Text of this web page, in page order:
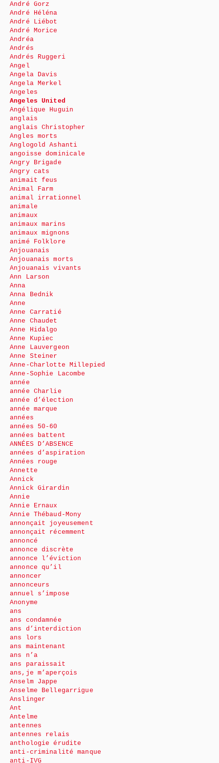
André Gorz
André Héléna
André Liébot
André Morice
Andréa
Andrés
Andrés Ruggeri
Angel
Angela Davis
Angela Merkel
Angeles
Angeles United
Angélique Huguin
anglais
anglais Christopher
Angles morts
Anglogold Ashanti
angoisse dominicale
Angry Brigade
Angry cats
animait feus
Animal Farm
animal irrationnel
animale
animaux
animaux marins
animaux mignons
animé Folklore
Anjouanais
Anjouanais morts
Anjouanais vivants
Ann Larson
Anna
Anna Bednik
Anne
Anne Carratié
Anne Chaudet
Anne Hidalgo
Anne Kupiec
Anne Lauvergeon
Anne Steiner
Anne-Charlotte Millepied
Anne-Sophie Lacombe
année
année Charlie
année d’élection
année marque
années
années 50-60
années battent
ANNÉES D’ABSENCE
années d’aspiration
Années rouge
Annette
Annick
Annick Girardin
Annie
Annie Ernaux
Annie Thébaud-Mony
annonçait joyeusement
annonçait récemment
annoncé
annonce discrète
annonce l’éviction
annonce qu’il
annoncer
annonceurs
annuel s’impose
Anonyme
ans
ans condamnée
ans d’interdiction
ans lors
ans maintenant
ans n’a
ans paraissait
ans,je m’aperçois
Anselm Jappe
Anselme Bellegarrigue
Anslinger
Ant
Antelme
antennes
antennes relais
anthologie érudite
anti-criminalité manque
anti-IVG